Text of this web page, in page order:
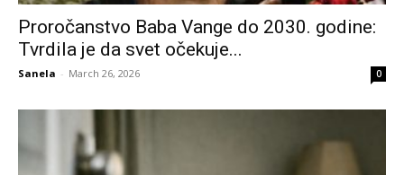
Proročanstvo Baba Vange do 2030. godine:
Tvrdila je da svet očekuje...
Sanela - March 26, 2026 0